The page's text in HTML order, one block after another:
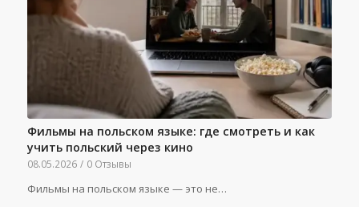
Фильмы на польском языке: где смотреть и как
учить польский через кино
08.05.2026 / 0 Отзывы
Фильмы на польском языке — это не…